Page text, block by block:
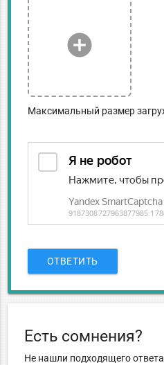
add_circle
Максимальный размер
ОТВЕТИТЬ
Есть сомнения?
Не нашли подходящего